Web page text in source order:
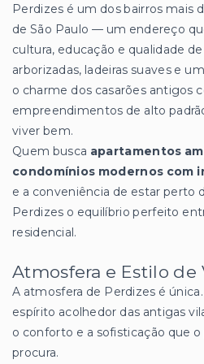
Perdizes é um dos bairros mais
de São Paulo — um endereço
cultura, educação e qualidade
arborizadas, ladeiras suaves e
o charme dos casarões antigos
empreendimentos de alto
viver bem.
Quem busca apartamentos
condomínios modernos com
e a conveniência de estar perto
Perdizes o equilíbrio perfeito
residencial.
Atmosfera e Estilo de
A atmosfera de Perdizes é
espírito acolhedor das antigas
o conforto e a sofisticação que
procura.